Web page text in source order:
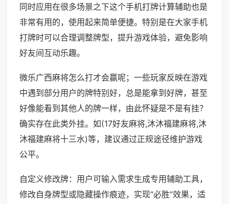
同时应用在很多场景之下这个手机打牌计算辅助也是
非常有用的，使用起来简单便捷。特别是在大家手机
打牌时可以合理调整牌型，提升游戏体验，避免影响
好友间互动乐趣。
微乐广西麻将怎么打才会赢呢；一些玩家反映在游戏
中遇到部分用户的牌特别好，总是能拿到好牌，甚至
好像能看到其他人的牌一样，由此怀疑是不是有挂？
确实存在此类外挂。如(17好友麻将,沐沐福建麻将,沐
沐福建麻将十三水)等，建议通过正规途径维护游戏
公平。
自定义修改牌：用户可输入需求生成专用辅助工具，
修改自身牌型或隐藏操作痕迹，实现“必胜”效果，适